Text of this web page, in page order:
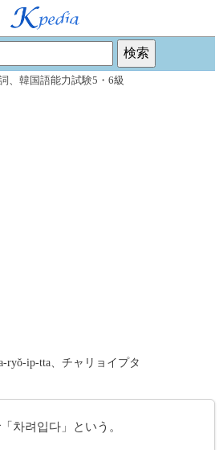
、 韓国語能力試験5・6級
ryŏ-ip-tta、チャリョイプタ
차려입다」という。